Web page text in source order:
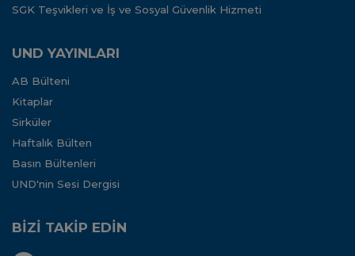
SGK Teşvikleri ve İş ve Sosyal Güvenlik Hizmeti
UND YAYINLARI
AB Bülteni
Kitaplar
Sirküler
Haftalık Bülten
Basın Bültenleri
UND'nin Sesi Dergisi
BİZİ TAKİP EDİN